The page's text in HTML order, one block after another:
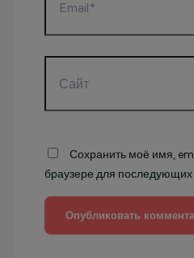
Сохранить моё имя,
браузере для